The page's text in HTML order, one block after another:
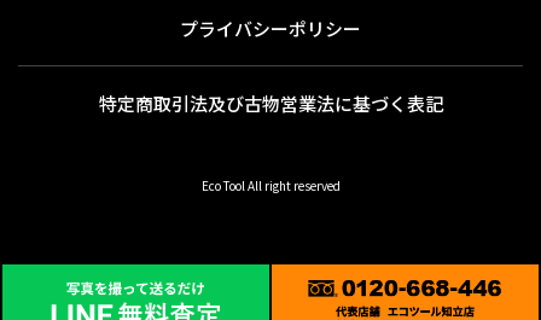
プライバシーポリシー
特定商取引法及び古物営業法に基づく表記
Eco Tool All right reserved